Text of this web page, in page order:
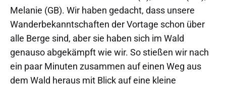
Melanie (GB). Wir haben gedacht, dass unsere
Wanderbekanntschaften der Vortage schon über
alle Berge sind, aber sie haben sich im Wald
genauso abgekämpft wie wir. So stießen wir nach
ein paar Minuten zusammen auf einen Weg aus
dem Wald heraus mit Blick auf eine kleine